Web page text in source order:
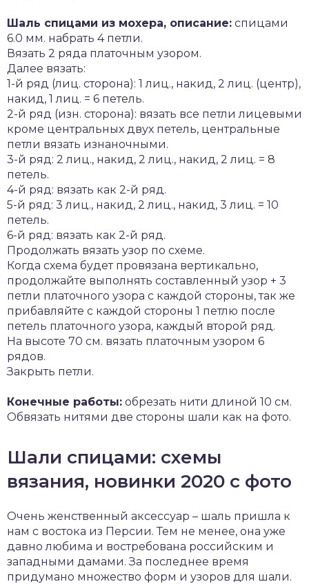
Шаль спицами из мохера, описание: спицами
6.0 мм. набрать 4 петли.
Вязать 2 ряда платочным узором.
Далее вязать:
1-й ряд (лиц. сторона): 1 лиц., накид, 2 лиц. (центр),
накид, 1 лиц. = 6 петель.
2-й ряд (изн. сторона): вязать все петли лицевыми
кроме центральных двух петель, центральные
петли вязать изнаночными.
3-й ряд: 2 лиц., накид, 2 лиц., накид, 2 лиц. = 8
петель.
4-й ряд: вязать как 2-й ряд.
5-й ряд: 3 лиц., накид, 2 лиц., накид, 3 лиц. = 10
петель.
6-й ряд: вязать как 2-й ряд.
Продолжать вязать узор по схеме.
Когда схема будет провязана вертикально,
продолжайте выполнять составленный узор + 3
петли платочного узора с каждой стороны, так же
прибавляйте с каждой стороны 1 петлю после
петель платочного узора, каждый второй ряд.
На высоте 70 см. вязать платочным узором 6
рядов.
Закрыть петли.
Конечные работы: обрезать нити длиной 10 см.
Обвязать нитями две стороны шали как на фото.
Шали спицами: схемы
вязания, новинки 2020 с фото
Очень женственный аксессуар – шаль пришла к
нам с востока из Персии. Тем не менее, она уже
давно любима и востребована российским и
западными дамами. За последнее время
придумано множество форм и узоров для шали.